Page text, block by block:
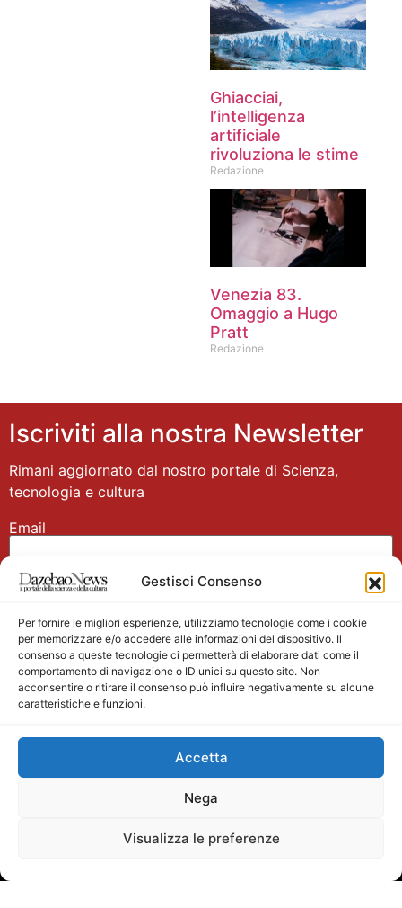
Gestisci Consenso
Per fornire le migliori esperienze, utilizziamo tecnologie come i cookie
per memorizzare e/o accedere alle informazioni del dispositivo. Il
consenso a queste tecnologie ci permetterà di elaborare dati come il
comportamento di navigazione o ID unici su questo sito. Non
acconsentire o ritirare il consenso può influire negativamente su alcune
caratteristiche e funzioni.
Accetta
Nega
Visualizza le preferenze
Ghiacciai,
l’intelligenza
artificiale
rivoluziona le stime
Redazione
Venezia 83.
Omaggio a Hugo
Pratt
Redazione
Iscriviti alla nostra Newsletter
Rimani aggiornato dal nostro portale di Scienza,
tecnologia e cultura
Email
Nome
Main partner
Testata giornalistica registrata presso il Tribunale di